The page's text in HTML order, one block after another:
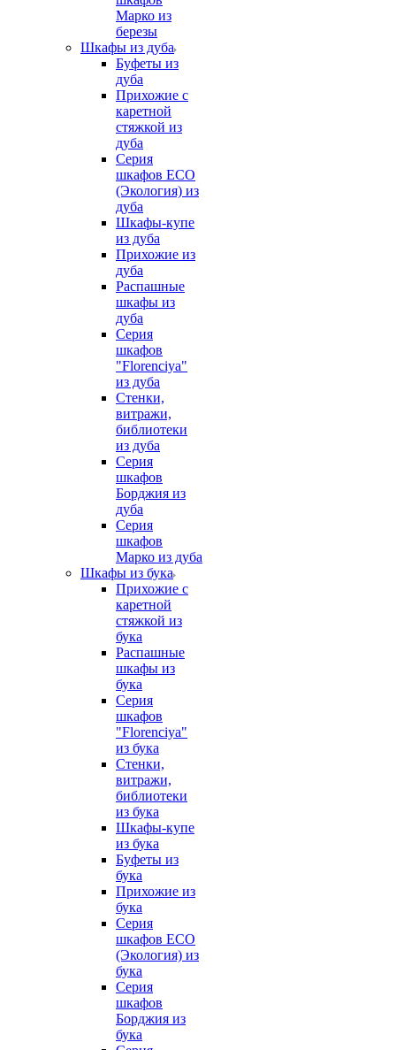
Марко из
березы
Шкафы из дуба
Буфеты из
дуба
Прихожие с
каретной
стяжкой из
дуба
Серия
шкафов ECO
(Экология) из
дуба
Шкафы-купе
из дуба
Прихожие из
дуба
Распашные
шкафы из
дуба
Серия
шкафов
"Florenciya"
из дуба
Стенки,
витражи,
библиотеки
из дуба
Серия
шкафов
Борджия из
дуба
Серия
шкафов
Марко из дуба
Шкафы из бука
Прихожие с
каретной
стяжкой из
бука
Распашные
шкафы из
бука
Серия
шкафов
"Florenciya"
из бука
Стенки,
витражи,
библиотеки
из бука
Шкафы-купе
из бука
Буфеты из
бука
Прихожие из
бука
Серия
шкафов ECO
(Экология) из
бука
Серия
шкафов
Борджия из
бука